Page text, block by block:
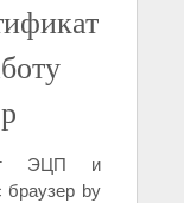
ЭЦП и
браузер by